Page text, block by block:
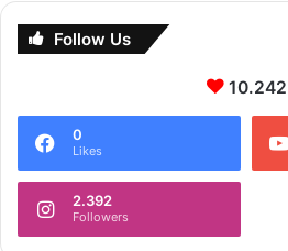
Follow Us
10.242
0
Likes
2.392
Followers